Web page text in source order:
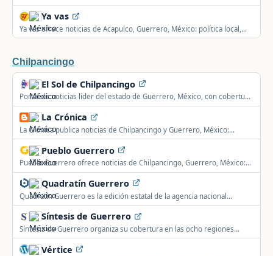
propias de mascotas y Raíces y Tradición, además de turismo y
seguridad.Ya vas
Ya vas ofrece noticias de Acapulco, Guerrero, México: política local,
seguridad, deportes, sucesos y actualidad del municipio y su región.
Chilpancingo
El Sol de Chilpancingo
Portal de noticias líder del estado de Guerrero, México, con cobertura
informativa de Chilpancingo y la región.
La Crónica
La Crónica publica noticias de Chilpancingo y Guerrero, México:
información local, política, seguridad y actualidad de la comunidad.
Pueblo Guerrero
Pueblo Guerrero ofrece noticias de Chilpancingo, Guerrero, México:
información local, política, seguridad y actualidad de la comunidad.
Quadratín Guerrero
Quadratín Guerrero es la edición estatal de la agencia nacional
Quadratín, con nota roja y política local propia de Guerrero.
Síntesis de Guerrero
Síntesis de Guerrero organiza su cobertura en las ocho regiones
oficiales del estado, con nota roja, legislativo y clima.
Vértice